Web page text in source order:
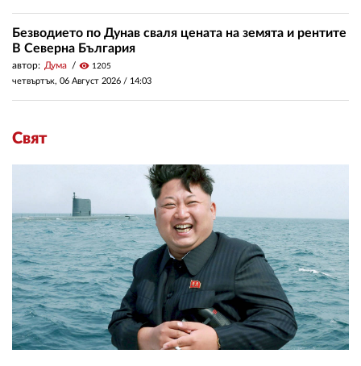
Безводието по Дунав сваля цената на земята и рентите
В Северна България
автор: Дума visibility 1205
четвъртък, 06 Август 2026 / 14:03
Свят